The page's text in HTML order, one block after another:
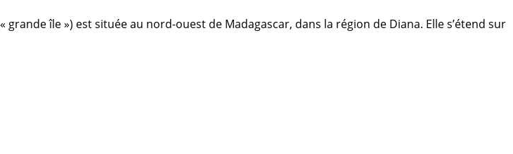
île ») est située au nord-ouest de Madagascar, dans la région de Diana. Elle s’étend sur